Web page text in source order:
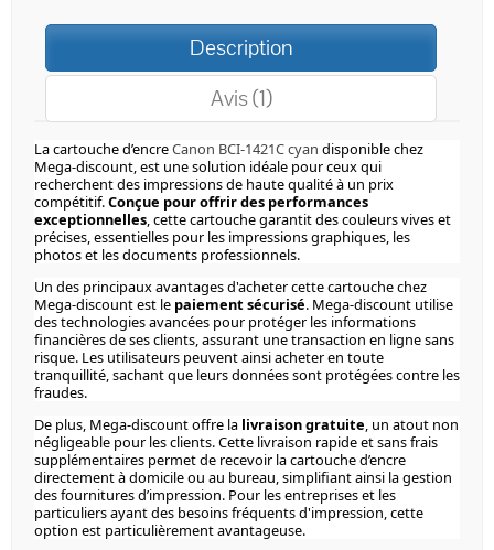
Description
Avis (1)
La cartouche d’encreCanon BCI-1421C cyan disponible chez
Mega-discount, est une solution idéale pour ceux qui
recherchent des impressions de haute qualité à un prix
compétitif.Conçue pour offrir des performances
exceptionnelles, cette cartouche garantit des couleurs vives et
précises, essentielles pour les impressions graphiques, les
photos et les documents professionnels.
Un des principaux avantages d'acheter cette cartouche chez
Mega-discount est le paiement sécurisé. Mega-discount utilise
des technologies avancées pour protéger les informations
financières de ses clients, assurant une transaction en ligne sans
risque. Les utilisateurs peuvent ainsi acheter en toute
tranquillité, sachant que leurs données sont protégées contre les
fraudes.
De plus, Mega-discount offre la livraison gratuite, un atout non
négligeable pour les clients. Cette livraison rapide et sans frais
supplémentaires permet de recevoir la cartouche d’encre
directement à domicile ou au bureau, simplifiant ainsi la gestion
des fournitures d’impression. Pour les entreprises et les
particuliers ayant des besoins fréquents d'impression, cette
option est particulièrement avantageuse.